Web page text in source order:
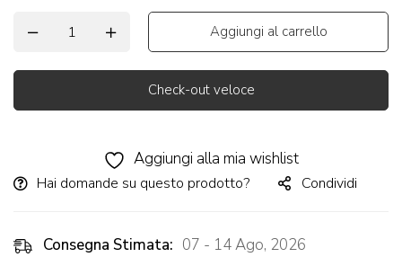
Aggiungi al carrello
Check-out veloce
Aggiungi alla mia wishlist
Hai domande su questo prodotto? Condividi
Consegna Stimata: 07 - 14 Ago, 2026